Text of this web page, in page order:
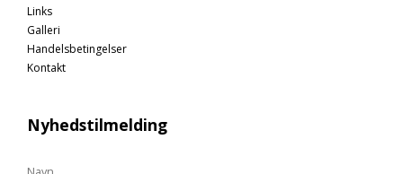
Links
Galleri
Handelsbetingelser
Kontakt
Nyhedstilmelding